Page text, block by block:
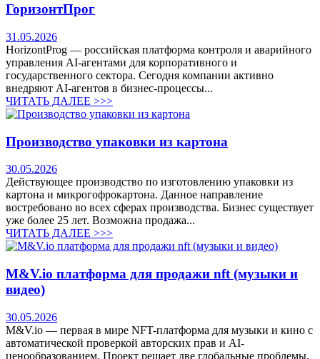
ГоризонтПрог
31.05.2026
HorizontProg — российская платформа контроля и аварийного
управления AI-агентами для корпоративного и
государственного сектора. Сегодня компании активно
внедряют AI-агентов в бизнес-процессы...
ЧИТАТЬ ДАЛЕЕ >>>
Производство упаковки из картона
30.05.2026
Действующее производство по изготовлению упаковки из
картона и микрогофрокартона. Данное направление
востребовано во всех сферах производства. Бизнес существует
уже более 25 лет. Возможна продажа...
ЧИТАТЬ ДАЛЕЕ >>>
M&V.io платформа для продажи nft (музыки и
видео)
30.05.2026
M&V.io — первая в мире NFT-платформа для музыки и кино с
автоматической проверкой авторских прав и AI-
ценообразованием. Проект решает две глобальные проблемы.